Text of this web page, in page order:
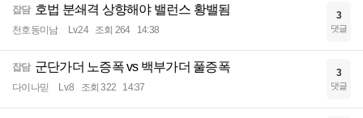
잡담 호법 분쇄격 상향해야 밸런스 황밸됨
천호동미남 Lv.24 조회 264 14:38
3
댓글
잡담 군단가더 노증폭 vs 백부가더 풀증폭
다이나믿 Lv.8 조회 322 14:37
3
댓글